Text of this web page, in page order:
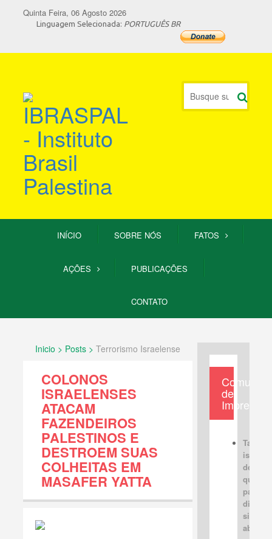
Quinta Feira, 06 Agosto 2026
Linguagem Selecionada: PORTUGUÊS BR
INÍCIO SOBRE NÓS FATOS
AÇÕES PUBLICAÇÕES
CONTATO
Inicio > Posts > Terrorismo Israelense
COLONOS
ISRAELENSES
ATACAM
FAZENDEIROS
PALESTINOS E
DESTROEM SUAS
COLHEITAS EM
MASAFER YATTA
de
Imprensa
Tabus
devem
para
sincera
aberta